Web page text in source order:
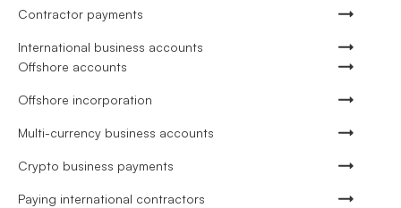
Contractor payments
International business accounts
Offshore accounts
Offshore incorporation
Multi-currency business accounts
Crypto business payments
Paying international contractors